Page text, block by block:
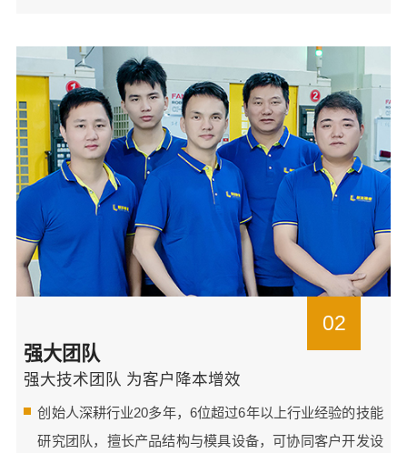
02
强大团队
强大技术团队 为客户降本增效
创始人深耕行业20多年，6位超过6年以上行业经验的技能
研究团队，擅长产品结构与模具设备，可协同客户开发设